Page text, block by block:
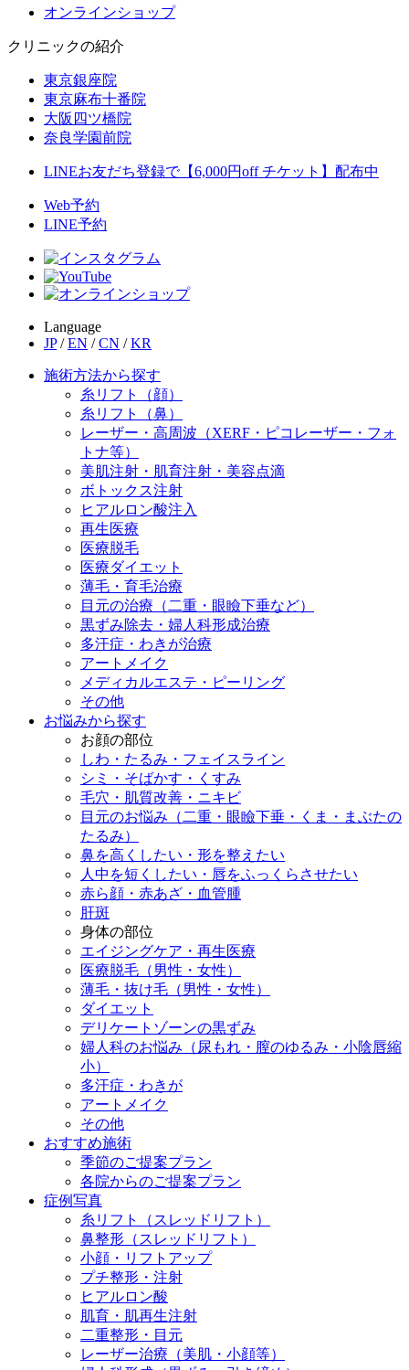
オンラインショップ
クリニックの紹介
東京銀座院
東京麻布十番院
大阪四ツ橋院
奈良学園前院
LINEお友だち登録で【6,000円off チケット】配布中
Web予約
LINE予約
Language
JP / EN / CN / KR
施術方法から探す
糸リフト（顔）
糸リフト（鼻）
レーザー・高周波（XERF・ピコレーザー・フォ
トナ等）
美肌注射・肌育注射・美容点滴
ボトックス注射
ヒアルロン酸注入
再生医療
医療脱毛
医療ダイエット
薄毛・育毛治療
目元の治療（二重・眼瞼下垂など）
黒ずみ除去・婦人科形成治療
多汗症・わきが治療
アートメイク
メディカルエステ・ピーリング
その他
お悩みから探す
お顔の部位
しわ・たるみ・フェイスライン
シミ・そばかす・くすみ
毛穴・肌質改善・ニキビ
目元のお悩み（二重・眼瞼下垂・くま・まぶたの
たるみ）
鼻を高くしたい・形を整えたい
人中を短くしたい・唇をふっくらさせたい
赤ら顔・赤あざ・血管腫
肝斑
身体の部位
エイジングケア・再生医療
医療脱毛（男性・女性）
薄毛・抜け毛（男性・女性）
ダイエット
デリケートゾーンの黒ずみ
婦人科のお悩み（尿もれ・膣のゆるみ・小陰唇縮
小）
多汗症・わきが
アートメイク
その他
おすすめ施術
季節のご提案プラン
各院からのご提案プラン
症例写真
糸リフト（スレッドリフト）
鼻整形（スレッドリフト）
小顔・リフトアップ
プチ整形・注射
ヒアルロン酸
肌育・肌再生注射
二重整形・目元
レーザー治療（美肌・小顔等）